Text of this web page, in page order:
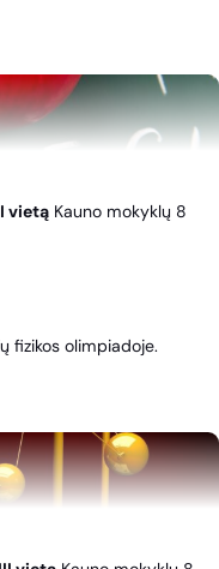
vietą Kauno mokyklų 8
fizikos olimpiadoje.